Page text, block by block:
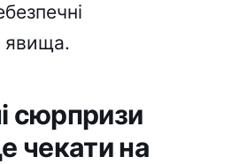
явища.
сюрпризи
чекати на